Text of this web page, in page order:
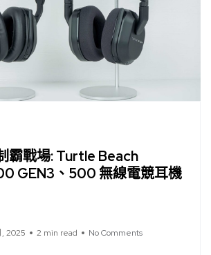
霸戰場: Turtle Beach
GEN3、500 無線電競耳機
, 2025 2 min read No Comments